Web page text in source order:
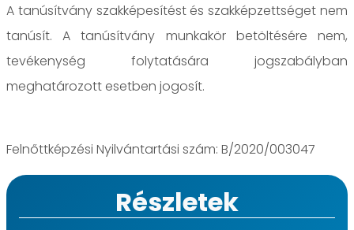
A tanúsítvány szakképesítést és szakképzettséget nem
tanúsít. A tanúsítvány munkakör betöltésére nem,
tevékenység folytatására jogszabályban
meghatározott esetben jogosít.
Felnőttképzési Nyilvántartási szám: B/2020/003047
Részletek